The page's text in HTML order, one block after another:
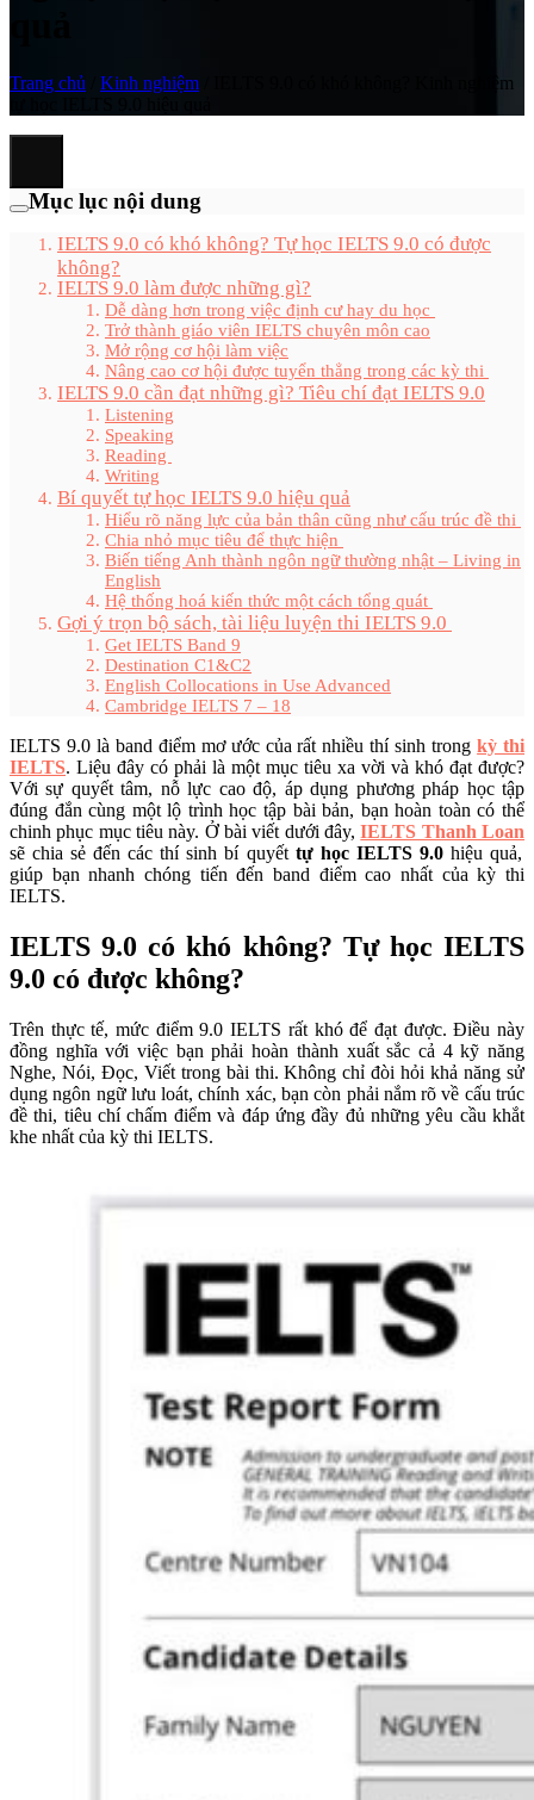
Trang chủ Kinh nghiệm
IELTS 9.0 có khó không? Kinh nghiệm
Mục lục nội dung
IELTS 9.0 có khó không? Tự học IELTS 9.0 có được
không?
IELTS 9.0 làm được những gì?
Dễ dàng hơn trong việc định cư hay du học
Trở thành giáo viên IELTS chuyên môn cao
Mở rộng cơ hội làm việc
Nâng cao cơ hội được tuyển thẳng trong các kỳ thi
IELTS 9.0 cần đạt những gì? Tiêu chí đạt IELTS 9.0
Listening
Speaking
Reading
Writing
Bí quyết tự học IELTS 9.0 hiệu quả
Hiểu rõ năng lực của bản thân cũng như cấu trúc đề thi
Chia nhỏ mục tiêu để thực hiện
Biến tiếng Anh thành ngôn ngữ thường nhật – Living in
English
Hệ thống hoá kiến thức một cách tổng quát
Gợi ý trọn bộ sách, tài liệu luyện thi IELTS 9.0
Get IELTS Band 9
Destination C1&C2
English Collocations in Use Advanced
Cambridge IELTS 7 – 18
IELTS 9.0 là band điểm mơ ước của rất nhiều thí sinh trongkỳ thi
IELTS. Liệu đây có phải là một mục tiêu xa vời và khó đạt được?
Với sự quyết tâm, nỗ lực cao độ, áp dụng phương pháp học tập
đúng đắn cùng một lộ trình học tập bài bản, bạn hoàn toàn có thể
chinh phục mục tiêu này. Ở bài viết dưới đây,IELTS Thanh Loan
sẽ chia sẻ đến các thí sinh bí quyết tự học IELTS 9.0 hiệu quả,
giúp bạn nhanh chóng tiến đến band điểm cao nhất của kỳ thi
IELTS.
IELTS 9.0 có khó không? Tự học IELTS
9.0 có được không?
Trên thực tế, mức điểm 9.0 IELTS rất khó để đạt được. Điều này
đồng nghĩa với việc bạn phải hoàn thành xuất sắc cả 4 kỹ năng
Nghe, Nói, Đọc, Viết trong bài thi. Không chỉ đòi hỏi khả năng sử
dụng ngôn ngữ lưu loát, chính xác, bạn còn phải nắm rõ về cấu trúc
đề thi, tiêu chí chấm điểm và đáp ứng đầy đủ những yêu cầu khắt
khe nhất của kỳ thi IELTS.